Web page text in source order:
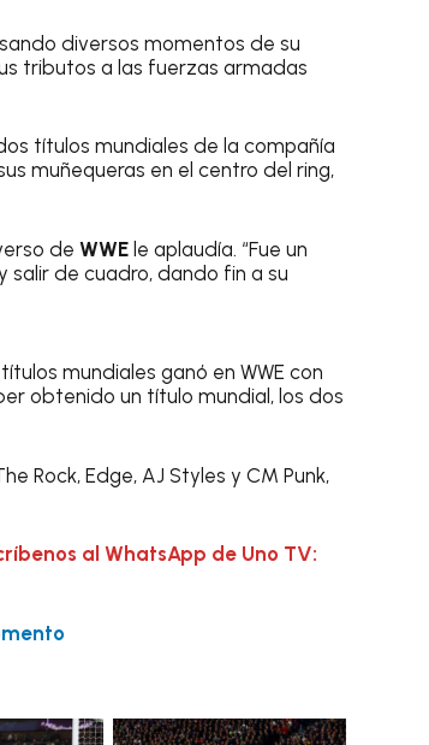
diversos momentos de su
tributos a las fuerzas armadas
títulos mundiales de la compañía
muñequeras en el centro del ring,
de WWE le aplaudía. “Fue un
de cuadro, dando fin a su
mundiales ganó en WWE con
obtenido un título mundial, los dos
Rock, Edge, AJ Styles y CM Punk,
al WhatsApp de Uno TV: